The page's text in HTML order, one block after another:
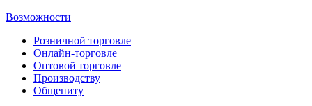
Возможности
Розничной торговле
Онлайн-торговле
Оптовой торговле
Производству
Общепиту